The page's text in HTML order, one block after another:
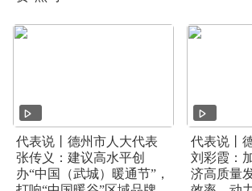
代表说丨德州市人大代表
张传义：建议高水平创
办“中国（武城）暖通节”，
代表说丨
刘彩霞：
济高质量